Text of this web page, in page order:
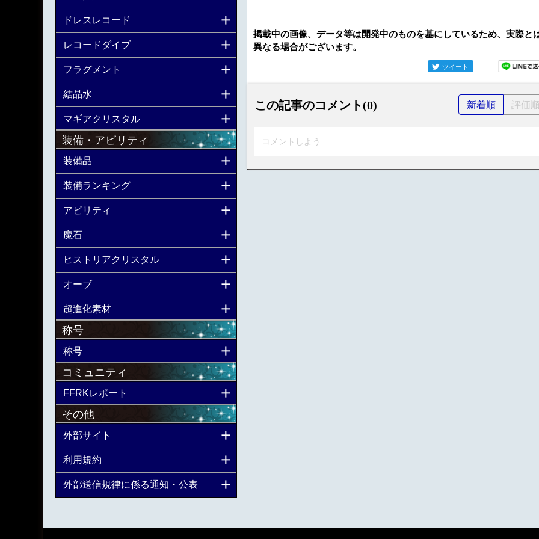
掲載中の画像、データ等は開発中のものを基にしているため、実際と
異なる場合がございます。
ツイート
この記事のコメント(0) 新着順 評価
コメントしよう...
ドレスレコード
レコードダイブ
フラグメント
結晶水
マギアクリスタル
装備・アビリティ
装備品
装備ランキング
アビリティ
魔石
ヒストリアクリスタル
オーブ
超進化素材
称号
称号
コミュニティ
FFRKレポート
その他
外部サイト
利用規約
外部送信規律に係る通知・公表